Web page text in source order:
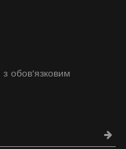
з обов'язковим